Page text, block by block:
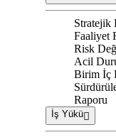
Stratejik
Faaliyet
Risk
Acil
Birim İç
Raporu
İş Yükü